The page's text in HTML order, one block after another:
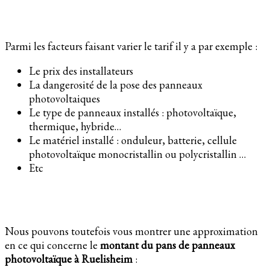
Parmi les facteurs faisant varier le tarif il y a par exemple :
Le prix des installateurs
La dangerosité de la pose des panneaux
photovoltaiques
Le type de panneaux installés : photovoltaïque,
thermique, hybride…
Le matériel installé : onduleur, batterie, cellule
photovoltaïque monocristallin ou polycristallin …
Etc
Nous pouvons toutefois vous montrer une approximation
en ce qui concerne le montant du pans de panneaux
photovoltaïque à Ruelisheim :